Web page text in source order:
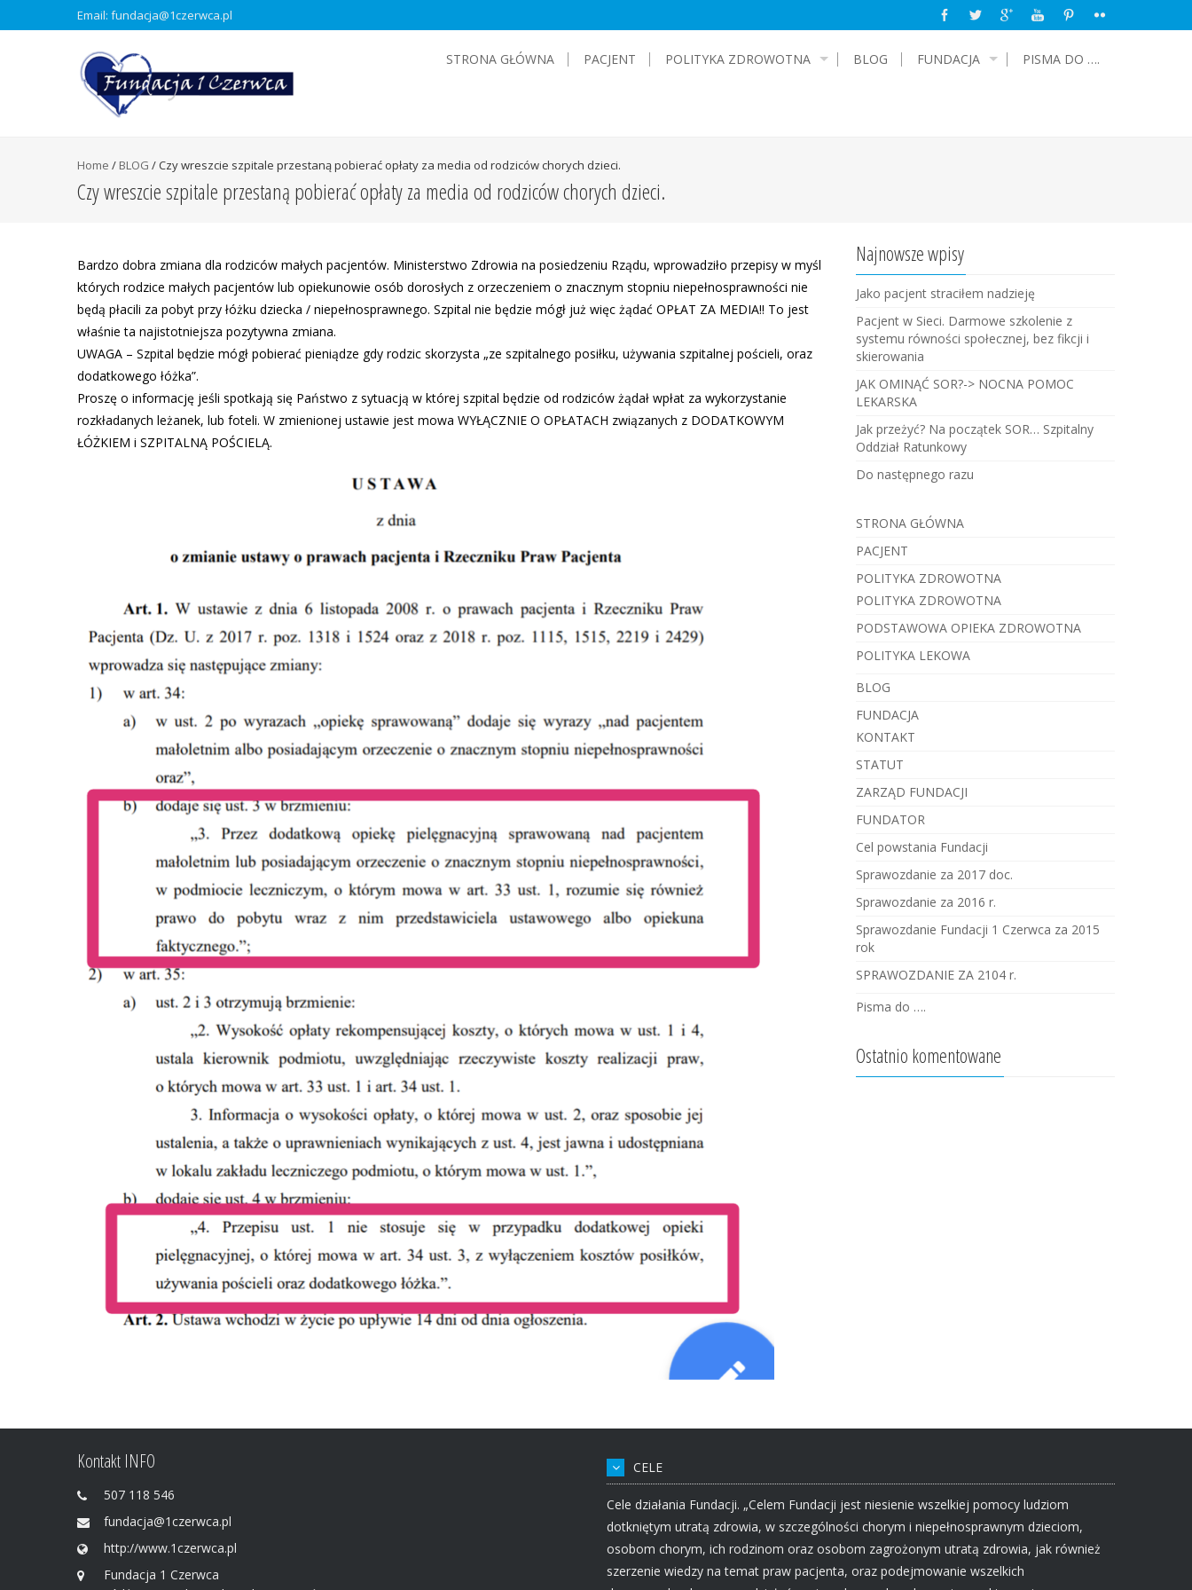
Email: fundacja@1czerwca.pl
STRONA GŁÓWNA PACJENT POLITYKA ZDROWOTNA BLOG FUNDACJA PISMA DO ….
Home / BLOG /Czy wreszcie szpitale przestaną pobierać opłaty za media od rodziców chorych dzieci.
Czy wreszcie szpitale przestaną pobierać opłaty za media od rodziców chorych dzieci.
Bardzo dobra zmiana dla rodziców małych pacjentów. Ministerstwo Zdrowia na posiedzeniu Rządu, wprowadziło przepisy w myśl
których rodzice małych pacjentów lub opiekunowie osób dorosłych z orzeczeniem o znacznym stopniu niepełnosprawności nie
będą płacili za pobyt przy łóżku dziecka / niepełnosprawnego. Szpital nie będzie mógł już więc żądać OPŁAT ZA MEDIA!! To jest
właśnie ta najistotniejsza pozytywna zmiana.
UWAGA – Szpital będzie mógł pobierać pieniądze gdy rodzic skorzysta „ze szpitalnego posiłku, używania szpitalnej pościeli, oraz
dodatkowego łóżka”.
Proszę o informację jeśli spotkają się Państwo z sytuacją w której szpital będzie od rodziców żądał wpłat za wykorzystanie
rozkładanych leżanek, lub foteli. W zmienionej ustawie jest mowa WYŁĄCZNIE O OPŁATACH związanych z DODATKOWYM
ŁÓŻKIEM i SZPITALNĄ POŚCIELĄ.
Najnowsze wpisy
Jako pacjent straciłem nadzieję
Pacjent w Sieci. Darmowe szkolenie z
systemu równości społecznej, bez fikcji i
skierowania
JAK OMINĄĆ SOR?-> NOCNA POMOC
LEKARSKA
Jak przeżyć? Na początek SOR… Szpitalny
Oddział Ratunkowy
Do następnego razu
STRONA GŁÓWNA
PACJENT
POLITYKA ZDROWOTNA
POLITYKA ZDROWOTNA
PODSTAWOWA OPIEKA ZDROWOTNA
POLITYKA LEKOWA
BLOG
FUNDACJA
KONTAKT
STATUT
ZARZĄD FUNDACJI
FUNDATOR
Cel powstania Fundacji
Sprawozdanie za 2017 doc.
Sprawozdanie za 2016 r.
Sprawozdanie Fundacji 1 Czerwca za 2015
rok
SPRAWOZDANIE ZA 2104 r.
Pisma do ….
Ostatnio komentowane
Kontakt INFO
507 118 546
fundacja@1czerwca.pl
http://www.1czerwca.pl
Fundacja 1 Czerwca
CELE
Cele działania Fundacji. „Celem Fundacji jest niesienie wszelkiej pomocy ludziom
dotkniętym utratą zdrowia, w szczególności chorym i niepełnosprawnym dzieciom,
osobom chorym, ich rodzinom oraz osobom zagrożonym utratą zdrowia, jak również
szerzenie wiedzy na temat praw pacjenta, oraz podejmowanie wszelkich